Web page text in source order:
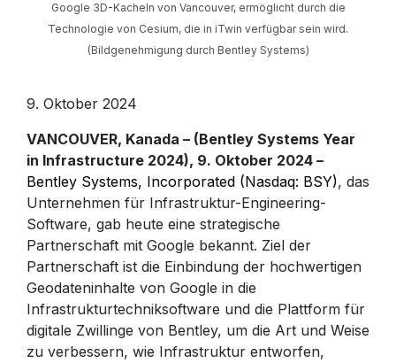
Google 3D-Kacheln von Vancouver, ermöglicht durch die
Technologie von Cesium, die in iTwin verfügbar sein wird.
(Bildgenehmigung durch Bentley Systems)
9. Oktober 2024
VANCOUVER, Kanada – (Bentley Systems Year
in Infrastructure 2024), 9. Oktober 2024 –
Bentley Systems, Incorporated (Nasdaq: BSY), das
Unternehmen für Infrastruktur-Engineering-
Software, gab heute eine strategische
Partnerschaft mit Google bekannt. Ziel der
Partnerschaft ist die Einbindung der hochwertigen
Geodateninhalte von Google in die
Infrastrukturtechniksoftware und die Plattform für
digitale Zwillinge von Bentley, um die Art und Weise
zu verbessern, wie Infrastruktur entworfen,